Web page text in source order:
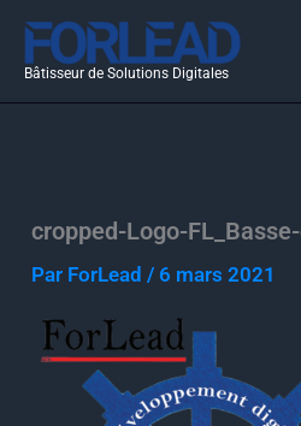
Aller
contenu
Bâtisseur de Solutions Digitales
cropped-Logo-
Par ForLead/ 6 mars 2021